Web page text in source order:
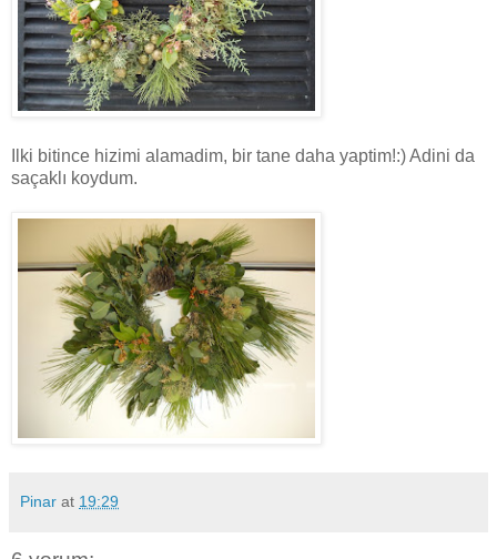
Ilki bitince hizimi alamadim, bir tane daha yaptim!:) Adini da
saçaklı koydum.
Pinar at 19:29